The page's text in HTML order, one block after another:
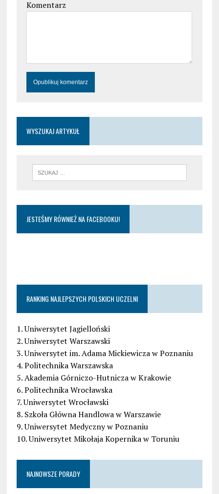
Komentarz
WYSZUKAJ ARTYKUŁ
JESTEŚMY RÓWNIEŻ NA FACEBOOKU!
RANKING NAJLEPSZYCH POLSKICH UCZELNI
1. Uniwersytet Jagielloński
2. Uniwersytet Warszawski
3. Uniwersytet im. Adama Mickiewicza w Poznaniu
4. Politechnika Warszawska
5. Akademia Górniczo-Hutnicza w Krakowie
6. Politechnika Wrocławska
7. Uniwersytet Wrocławski
8. Szkoła Główna Handlowa w Warszawie
9. Uniwersytet Medyczny w Poznaniu
10. Uniwersytet Mikołaja Kopernika w Toruniu
NAJNOWSZE PORADY